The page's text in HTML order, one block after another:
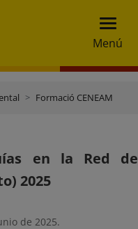
Menú
Formació CENEAM
en la Red de
2025
de 2025.